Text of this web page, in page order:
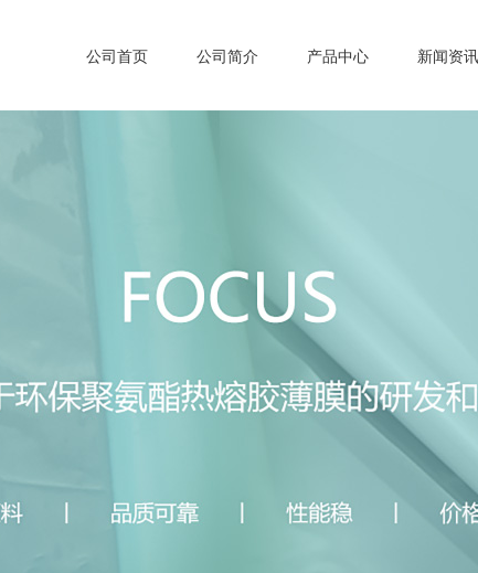
公司首页 公司简介 产品中心 新闻资讯